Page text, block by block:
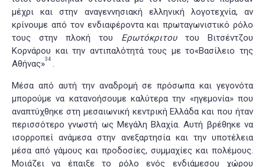
μέχρι και στην αναγεννησιακή ελληνική λογοτεχνία, αν
κρίνουμε από τον ενδιαφέροντα και πρωταγωνιστικό ρόλο
τους στην πλοκή του Ερωτόκριτουτου Βιτσέντζου
Κορνάρου και την αντιπαλότητά τους με το«Βασίλειο της
Αθήνας»34 .
Μέσα από αυτή την αναδρομή σε πρόσωπα και γεγονότα
μπορούμε να κατανοήσουμε καλύτερα την «ηγεμονία» που
αναπτύχθηκε στη μεσαιωνική κεντρική Ελλάδα και που ήταν
περισσότερο γνωστή ως Μεγάλη Βλαχία. Αυτή βρέθηκε να
ισορροπεί ανάμεσα στην ανεξαρτησία και την υποτέλεια
μέσα από γάμους και προδοσίες, συμμαχίες και πολέμους.
Μοιάζει να έπαιξε το ρόλο ενός ενδιάμεσου χώρου